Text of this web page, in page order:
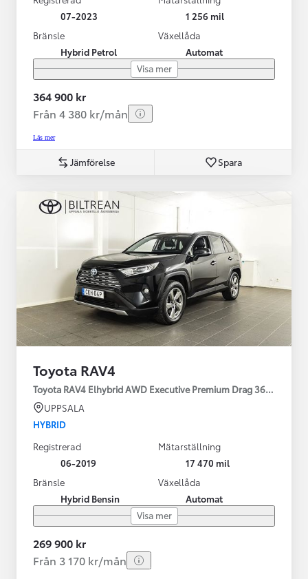
07-2023
1 256 mil
Bränsle
Hybrid Petrol
Växellåda
Automat
Visa mer
364 900 kr
Från 4 380 kr/mån
Läs mer
Jämförelse Spara
Toyota RAV4
Toyota RAV4 Elhybrid AWD Executive Premium Drag 360-kamera
UPPSALA
HYBRID
Registrerad
06-2019
Mätarställning
17 470 mil
Bränsle
Hybrid Bensin
Växellåda
Automat
Visa mer
269 900 kr
Från 3 170 kr/mån